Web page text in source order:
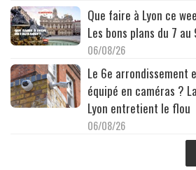
Que faire à Lyon ce
Les bons plans du 7
06/08/26
Le 6e arrondissement
équipé en caméras ?
Lyon entretient le flou
06/08/26